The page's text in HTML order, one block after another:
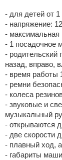
- для детей от 1
- напряжение:
- максимальная
- 1 посадочное
- родительский
назад, вправо,
- время работы
- ремни
- колеса
- звуковые и
музыкальный
- открываются
- две скорости
- плавный ход,
- габариты